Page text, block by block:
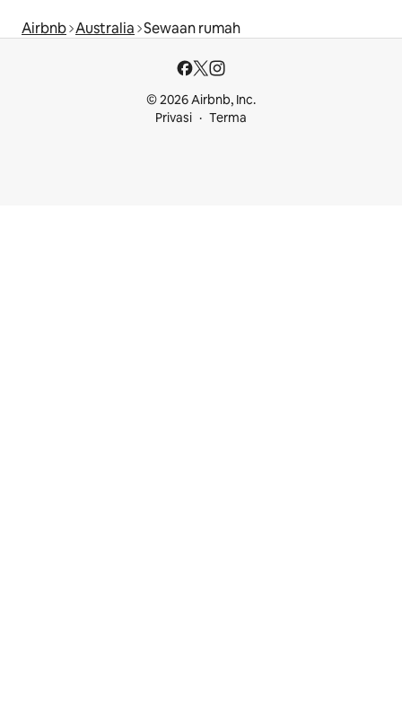
Airbnb Australia Sewaan rumah
© 2026 Airbnb, Inc.
Privasi
Terma